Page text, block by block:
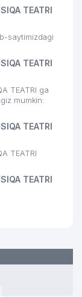
TEATRI
saytimizdagi
TEATRI
TEATRI ga
mumkin:
TEATRI
TEATRI
TEATRI